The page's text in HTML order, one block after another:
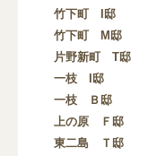
竹下町 I邸
竹下町 M邸
片野新町 T邸
一枝 I邸
一枝 Ｂ邸
上の原 Ｆ邸
東二島 Ｔ邸